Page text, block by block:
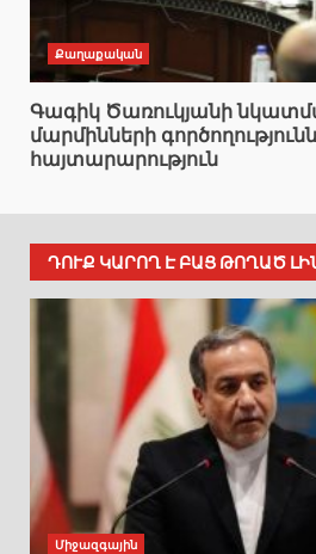
Քաղաքական
Գագիկ Ծառուկյանի
մարմինների
հայտարարություն
ԴՈՒՔ ԿԱՐՈՂ Է ԲԱՑ ԹՈՂԱԾ
Միջազգային